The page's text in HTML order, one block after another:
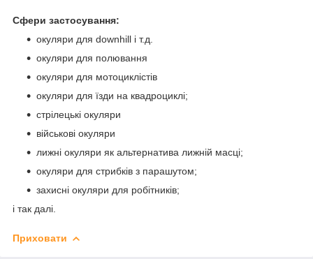
Сфери застосування:
окуляри для downhill і т.д.
окуляри для полювання
окуляри для мотоциклістів
окуляри для їзди на квадроциклі;
стрілецькі окуляри
військові окуляри
лижні окуляри як альтернатива лижній масці;
окуляри для стрибків з парашутом;
захисні окуляри для робітників;
і так далі.
Приховати